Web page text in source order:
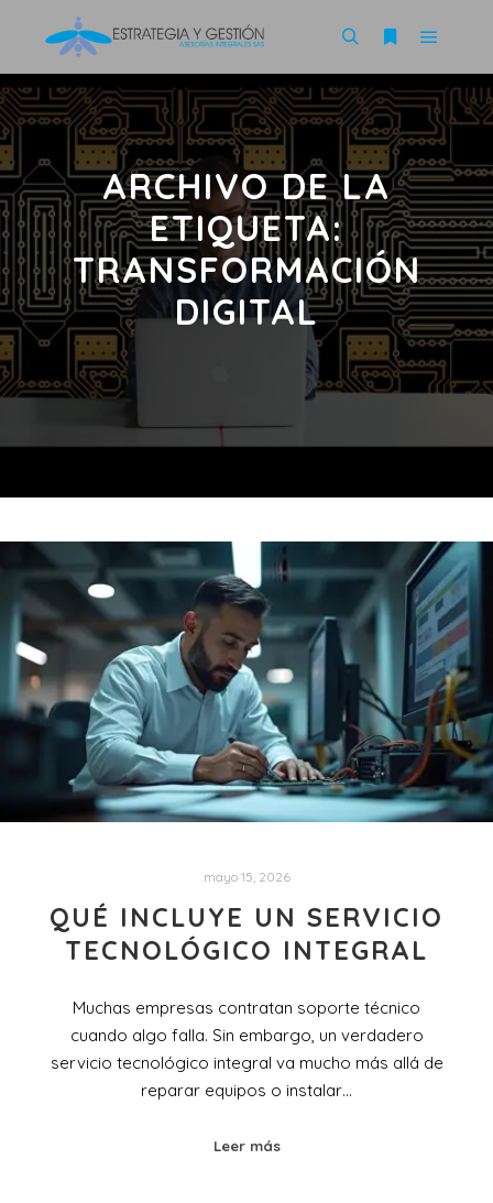
ARCHIVO DE LA
ETIQUETA:
TRANSFORMACIÓN
DIGITAL
mayo 15, 2026
QUÉ INCLUYE UN SERVICIO
TECNOLÓGICO INTEGRAL
Muchas empresas contratan soporte técnico
cuando algo falla. Sin embargo, un verdadero
servicio tecnológico integral va mucho más allá de
reparar equipos o instalar…
Leer más